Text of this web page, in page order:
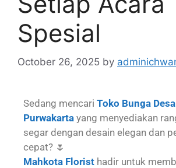
Spesial
October 26, 2025 by
Sedang mencari Toko Bunga
Purwakarta yang menyediakan
segar dengan desain elegan dan
cepat? 🌷
Mahkota Florist hadir untuk